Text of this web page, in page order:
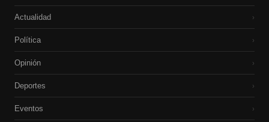
Actualidad ›
Política ›
Opinión ›
Deportes ›
Eventos ›